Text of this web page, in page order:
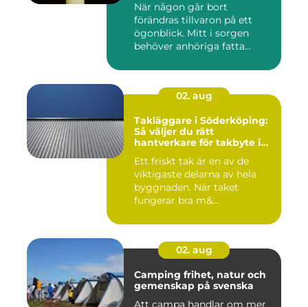
När någon går bort
förändras tillvaron på ett
ögonblick. Mitt i sorgen
behöver anhöriga fatta
02. aug
Takläggare i Söderköping:
Så väljer du rätt
hantverkare för takbyte i
Ett friskt tak är en av de
viktigaste delarna av hela
byggnaden. När taket
fungerar bra m&...
02. aug
Camping frihet, natur och
gemenskap på svenska